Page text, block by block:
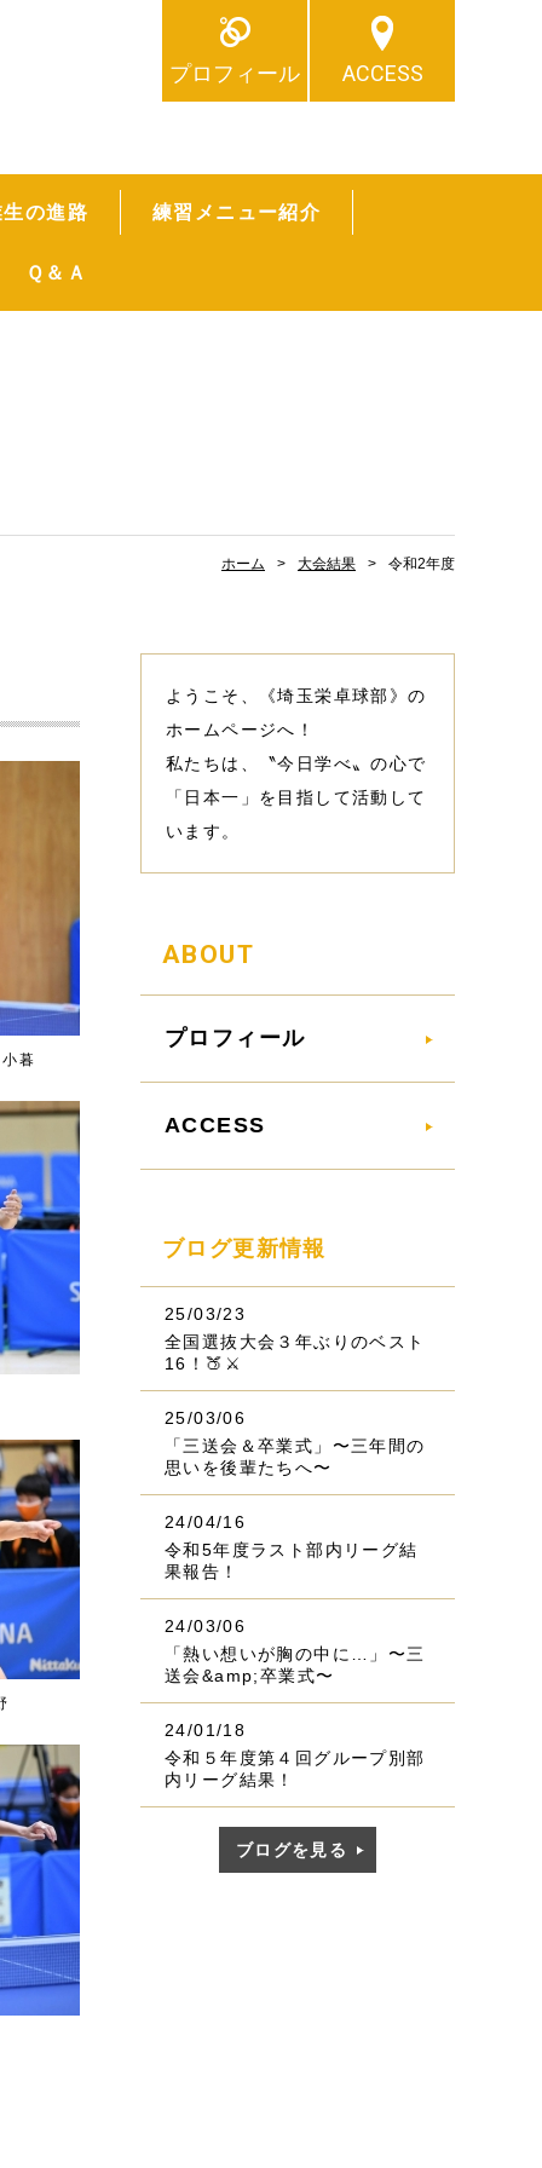
プロフィール ACCESS
の進路 練習メニュー紹介
Ｑ＆Ａ
ホーム 大会結果 令和2年度
暮
ようこそ、《埼玉栄卓球部》の
ホームページへ！
私たちは、〝今日学べ〟の心で
「日本一」を目指して活動して
います。
ABOUT
プロフィール
ACCESS
ブログ更新情報
25/03/23
全国選抜大会３年ぶりのベスト
16！🍑⚔️
25/03/06
「三送会＆卒業式」〜三年間の
思いを後輩たちへ〜
24/04/16
令和5年度ラスト部内リーグ結
果報告！
24/03/06
「熱い想いが胸の中に…」〜三
送会&amp;卒業式〜
24/01/18
令和５年度第４回グループ別部
内リーグ結果！
ブログを見る